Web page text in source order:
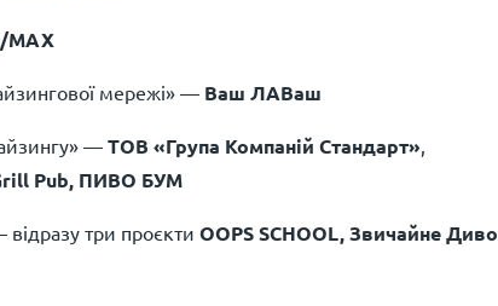
MAX
мережі» — Ваш ЛАВаш
— ТОВ «Група Компаній Стандарт»,
Pub, ПИВО БУМ
відразу три проєкти OOPS SCHOOL, Звичайне Диво